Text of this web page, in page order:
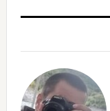
Primary